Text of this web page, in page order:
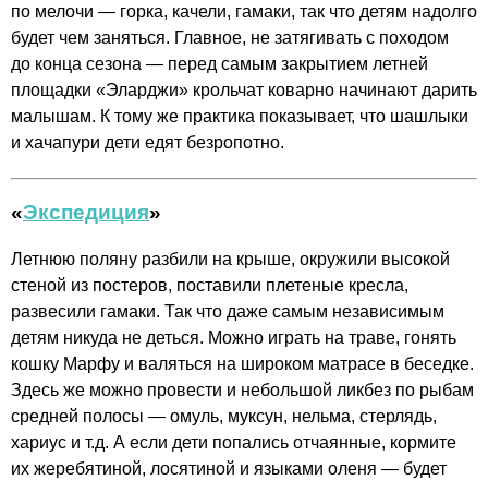
по мелочи — горка, качели, гамаки, так что детям надолго
будет чем заняться. Главное, не затягивать с походом
до конца сезона — перед самым закрытием летней
площадки «Эларджи» крольчат коварно начинают дарить
малышам. К тому же практика показывает, что шашлыки
и хачапури дети едят безропотно.
«Экспедиция»
Летнюю поляну разбили на крыше, окружили высокой
стеной из постеров, поставили плетеные кресла,
развесили гамаки. Так что даже самым независимым
детям никуда не деться. Можно играть на траве, гонять
кошку Марфу и валяться на широком матрасе в беседке.
Здесь же можно провести и небольшой ликбез по рыбам
средней полосы — омуль, муксун, нельма, стерлядь,
хариус и т.д. А если дети попались отчаянные, кормите
их жеребятиной, лосятиной и языками оленя — будет